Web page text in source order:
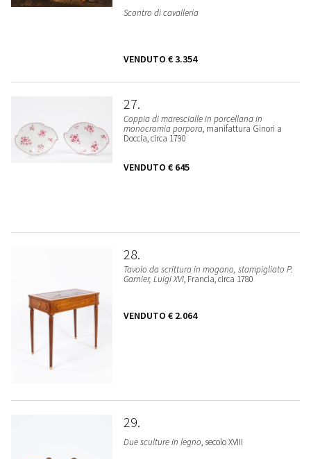
Scontro di cavalleria
VENDUTO € 3.354
27
Coppia di marescialle in porcellana in
monocromia porpora, manifattura Ginori a
Doccia, circa 1790
VENDUTO € 645
28
Tavolo da scrittura in mogano, stampigliato P.
Garnier, Luigi XVI, Francia, circa 1780
VENDUTO € 2.064
29
Due sculture in legno, secolo XVIII